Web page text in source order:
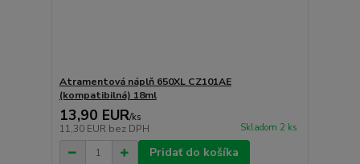
Atramentová náplň 650XL CZ101AE
(kompatibilná) 18ml
13,90 EUR/ks
11,30 EUR bez DPH Skladom 2 ks
Pridať do košíka